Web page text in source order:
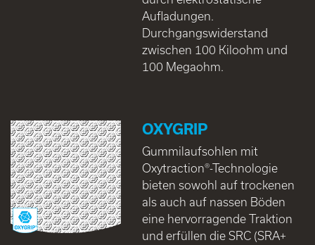
Aufladungen.
Durchgangswiderstand
zwischen 100 Kiloohm und
100 Megaohm.
OXYGRIP
Gummilaufsohlen mit
Oxytraction®-Technologie
bieten sowohl auf trockenen
als auch auf nassen Böden
eine hervorragende Traktion
und erfüllen die SRC (SRA+